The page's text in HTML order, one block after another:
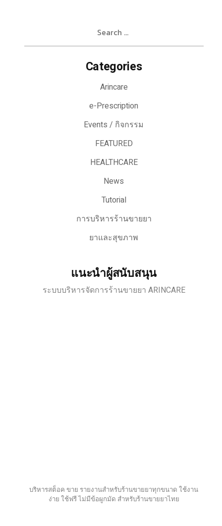
Categories
Arincare
e-Prescription
Events / กิจกรรม
FEATURED
HEALTHCARE
News
Tutorial
การบริหารร้านขายยา
ยาและสุขภาพ
แนะนำผู้สนับสนุน
ระบบบริหารจัดการร้านขายยา ARINCARE
บริหารสต็อค ขาย รายงานสำหรับร้านขายยาทุกขนาด ใช้งาน
ง่าย ใช้ฟรี ไม่มีข้อผูกมัด สำหรับร้านขายยาไทย